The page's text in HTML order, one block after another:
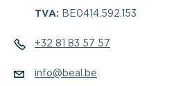
TVA: BE0414.592.153
+32 81 83 57 57
info@beal.be